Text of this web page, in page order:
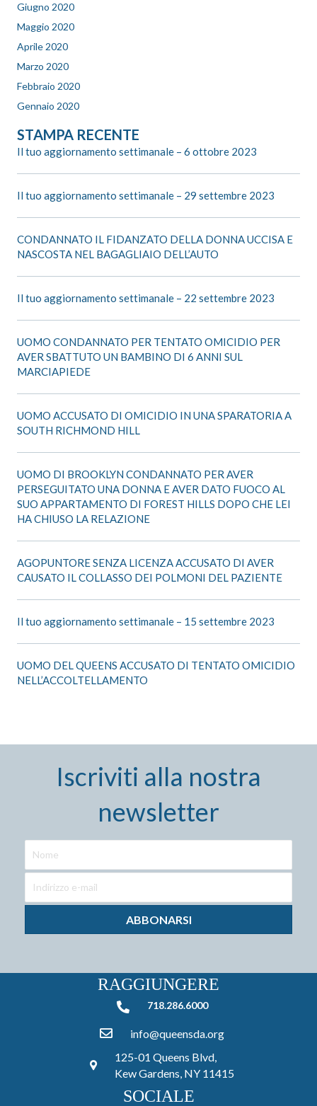
Giugno 2020
Maggio 2020
Aprile 2020
Marzo 2020
Febbraio 2020
Gennaio 2020
STAMPA RECENTE
Il tuo aggiornamento settimanale – 6 ottobre 2023
Il tuo aggiornamento settimanale – 29 settembre 2023
CONDANNATO IL FIDANZATO DELLA DONNA UCCISA E
NASCOSTA NEL BAGAGLIAIO DELL’AUTO
Il tuo aggiornamento settimanale – 22 settembre 2023
UOMO CONDANNATO PER TENTATO OMICIDIO PER
AVER SBATTUTO UN BAMBINO DI 6 ANNI SUL
MARCIAPIEDE
UOMO ACCUSATO DI OMICIDIO IN UNA SPARATORIA A
SOUTH RICHMOND HILL
UOMO DI BROOKLYN CONDANNATO PER AVER
PERSEGUITATO UNA DONNA E AVER DATO FUOCO AL
SUO APPARTAMENTO DI FOREST HILLS DOPO CHE LEI
HA CHIUSO LA RELAZIONE
AGOPUNTORE SENZA LICENZA ACCUSATO DI AVER
CAUSATO IL COLLASSO DEI POLMONI DEL PAZIENTE
Il tuo aggiornamento settimanale – 15 settembre 2023
UOMO DEL QUEENS ACCUSATO DI TENTATO OMICIDIO
NELL’ACCOLTELLAMENTO
Iscriviti alla nostra
newsletter
ABBONARSI
RAGGIUNGERE
718.286.6000718.286.6000
info@queensda.org
125-01 Queens Blvd,
Kew Gardens, NY 11415
SOCIALE